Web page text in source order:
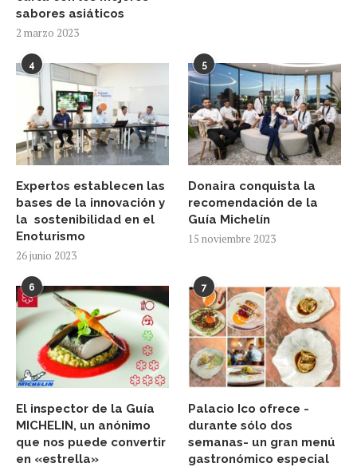
sabores asiáticos
2 marzo 2023
4
Expertos establecen las
bases de la innovación y
la sostenibilidad en el
Enoturismo
26 junio 2023
5
Donaira conquista la
recomendación de la
Guía Michelín
15 noviembre 2023
6
El inspector de la Guía
MICHELIN, un anónimo
que nos puede convertir
en «estrella»
7
Palacio Ico ofrece -
durante sólo dos
semanas- un gran menú
gastronómico especial